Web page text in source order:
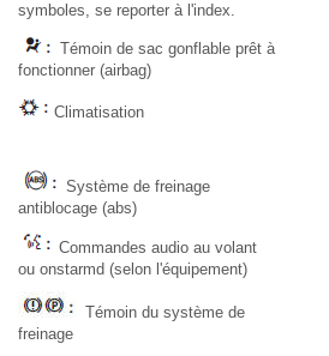
symboles, se reporter à l'index.
Témoin de sac gonflable prêt à
fonctionner (airbag)
Climatisation
Système de freinage
antiblocage (abs)
Commandes audio au volant
ou onstarmd (selon l'équipement)
Témoin du système de
freinage